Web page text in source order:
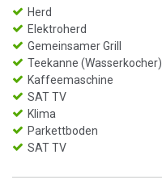
Herd
Elektroherd
Gemeinsamer Grill
Teekanne (Wasserkocher)
Kaffeemaschine
SAT TV
Klima
Parkettboden
SAT TV